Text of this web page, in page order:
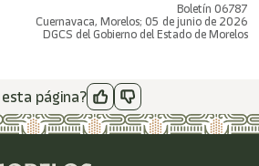
Boletín 06787
Cuernavaca, Morelos; 05 de junio de 2026
DGCS del Gobierno del Estado de Morelos
página?